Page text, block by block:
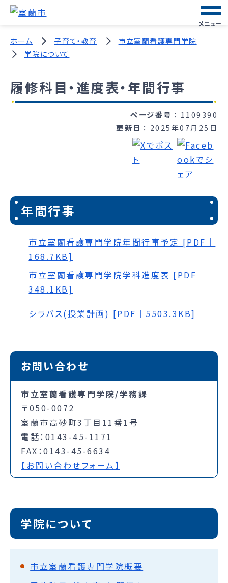
メニュー
ホーム 子育て・教育
市立室蘭看護専門学院
学院について
履修科目・進度表・年間行事
ページ番号
1109390
更新日
2025年07月25日
年間行事
市立室蘭看護専門学院年間行事予定 [PDF｜
168.7KB]
市立室蘭看護専門学院学科進度表 [PDF｜
348.1KB]
シラバス(授業計画) [PDF｜5503.3KB]
お問い合わせ
市立室蘭看護専門学院/学務課
〒050-0072
室蘭市高砂町3丁目11番1号
電話：0143-45-1171
FAX：0143-45-6634
【お問い合わせフォーム】
学院について
市立室蘭看護専門学院概要